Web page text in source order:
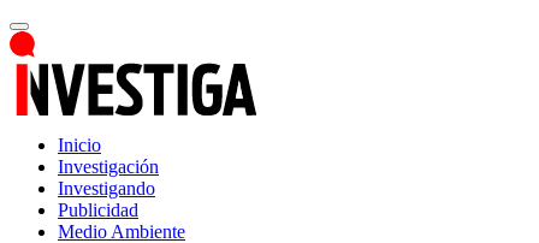
Inicio
Investigación
Investigando
Publicidad
Medio Ambiente